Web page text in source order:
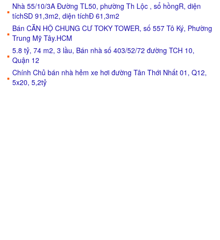
Nhà 55/10/3A Đường TL50, phường Th Lộc , sổ hồngR, diện
tíchSD 91,3m2, diện tíchĐ 61,3m2
Bán CĂN HỘ CHUNG CƯ TOKY TOWER, số 557 Tô Ký, Phường
Trung Mỹ Tây.HCM
5.8 tỷ, 74 m2, 3 lầu, Bán nhà số 403/52/72 đường TCH 10,
Quận 12
Chính Chủ bán nhà hẻm xe hơi đường Tân Thới Nhất 01, Q12,
5x20, 5,2tỷ